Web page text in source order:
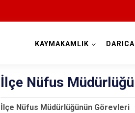
KAYMAKAMLIK DARICA
İlçe Nüfus Müdürlüğü
İlçe Nüfus Müdürlüğünün Görevleri